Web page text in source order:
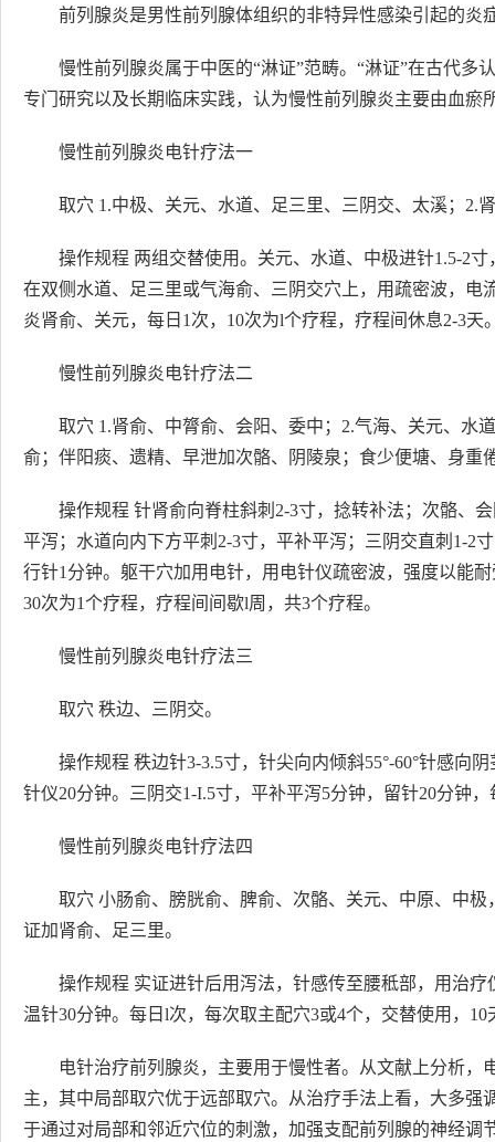
前列腺炎是男性前列腺体组织的非特异性感染引起的
慢性前列腺炎属于中医的“淋证”范畴。“淋证”在古代
专门研究以及长期临床实践，认为慢性前列腺炎主要由血瘀
慢性前列腺炎电针疗法一
取穴 1.中极、关元、水道、足三里、三阴交、太溪；2.
操作规程 两组交替使用。关元、水道、中极进针1.5-2
在双侧水道、足三里或气海俞、三阴交穴上，用疏密波，电
炎肾俞、关元，每日1次，10次为l个疗程，疗程间休息2-3天
慢性前列腺炎电针疗法二
取穴 1.肾俞、中膂俞、会阳、委中；2.气海、关元、水
俞；伴阳痰、遗精、早泄加次骼、阴陵泉；食少便塘、身重
操作规程 针肾俞向脊柱斜刺2-3寸，捻转补法；次骼、
平泻；水道向内下方平刺2-3寸，平补平泻；三阴交直刺1-2
行针1分钟。躯干穴加用电针，用电针仪疏密波，强度以能
30次为1个疗程，疗程间间歇l周，共3个疗程。
慢性前列腺炎电针疗法三
取穴 秩边、三阴交。
操作规程 秩边针3-3.5寸，针尖向内倾斜55°-60°针感向
针仪20分钟。三阴交1-I.5寸，平补平泻5分钟，留针20分钟
慢性前列腺炎电针疗法四
取穴 小肠俞、膀胱俞、脾俞、次骼、关元、中原、中
证加肾俞、足三里。
操作规程 实证进针后用泻法，针感传至腰秪部，用治
温针30分钟。每日l次，每次取主配穴3或4个，交替使用，
电针治疗前列腺炎，主要用于慢性者。从文献上分析
主，其中局部取穴优于远部取穴。从治疗手法上看，大多
于通过对局部和邻近穴位的刺激，加强支配前列腺的神经